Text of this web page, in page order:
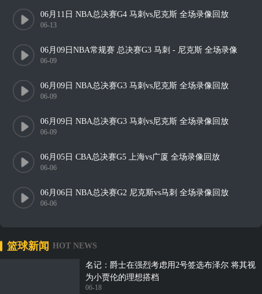
06月11日 NBA总决赛G4 马刺vs尼克斯 全场录像回放
06-13
06月09日NBA常规赛 总决赛G3 马刺 - 尼克斯 全场录像
06-09
06月09日 NBA总决赛G3 马刺vs尼克斯 全场录像回放
06-09
06月09日 NBA总决赛G3 马刺vs尼克斯 全场录像回放
06-09
06月05日 CBA总决赛G5 上海vs广厦 全场录像回放
06-06
06月06日 NBA总决赛G2 尼克斯vs马刺 全场录像回放
06-06
篮球新闻 HOT NEWS
名记：爵士在强烈考虑用2号签选布泽尔 将其视
为小贾伦的理想搭档
06-18